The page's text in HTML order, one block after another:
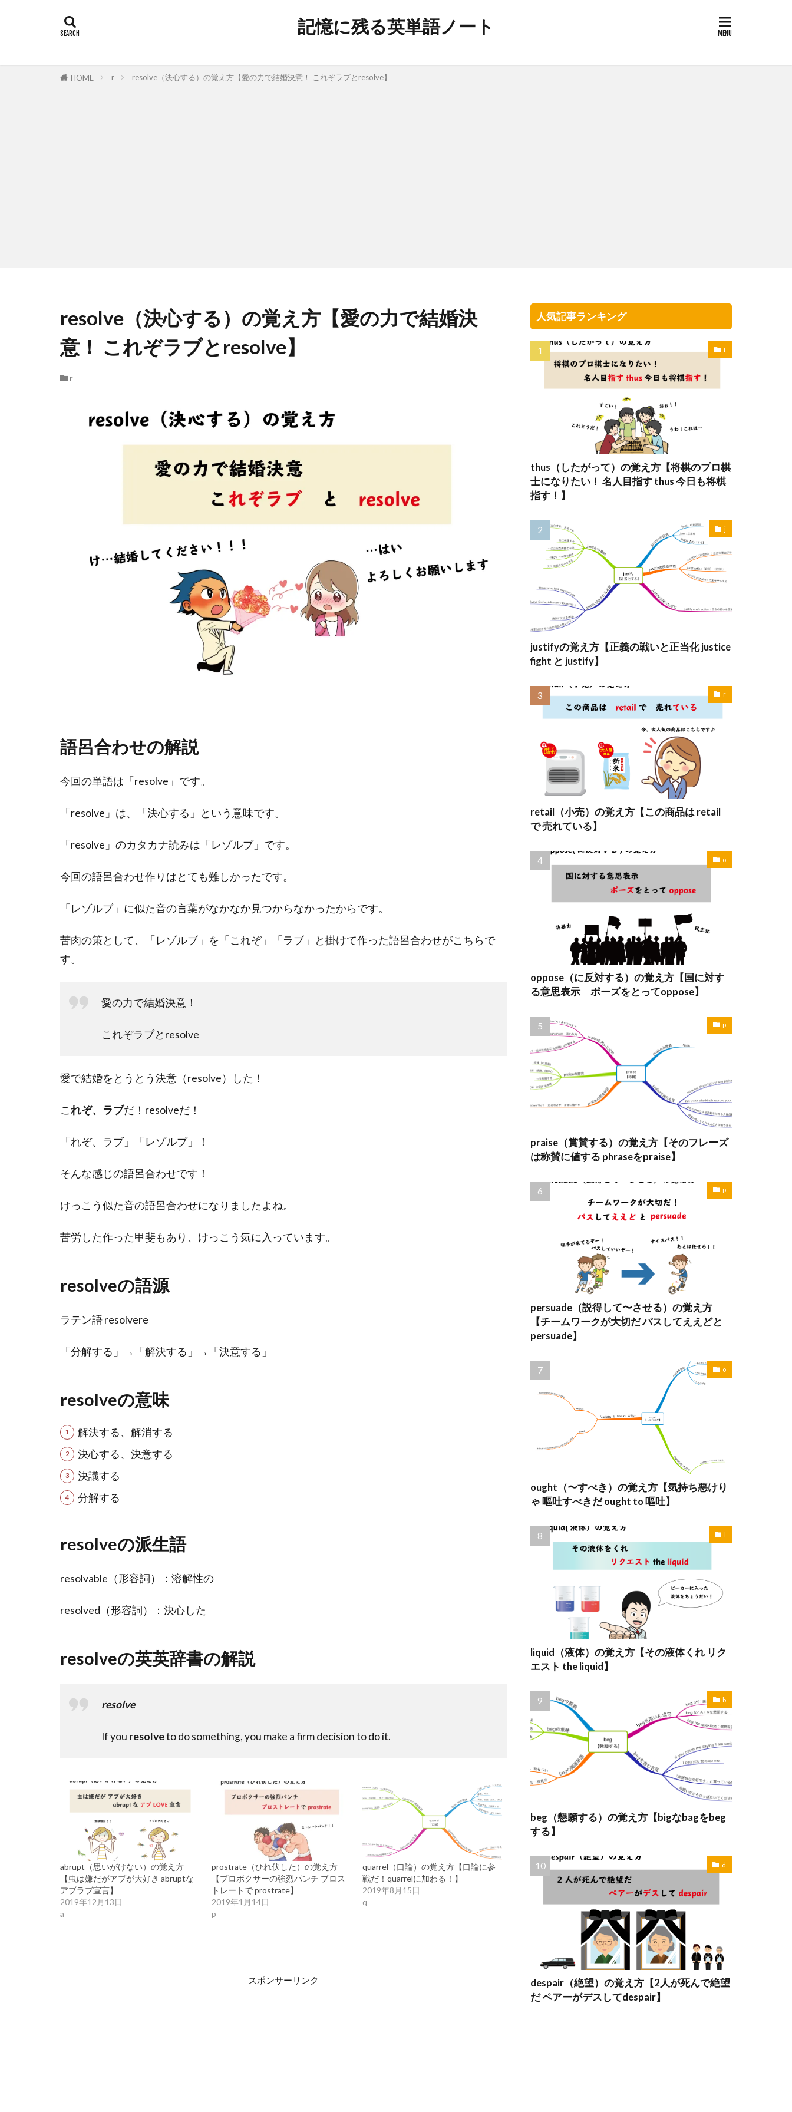
記憶に残る英単語ノート
HOME r resolve（決心する）の覚え方【愛の力で結婚決意！ これぞラブとresolve】
resolve（決心する）の覚え方【愛の力で結婚決
意！ これぞラブとresolve】
r
語呂合わせの解説
今回の単語は「resolve」です。
「resolve」は、「決心する」という意味です。
「resolve」のカタカナ読みは「レゾルブ」です。
今回の語呂合わせ作りはとても難しかったです。
「レゾルブ」に似た音の言葉がなかなか見つからなかったからです。
苦肉の策として、「レゾルブ」を「これぞ」「ラブ」と掛けて作った語呂合わせがこちらで
す。
愛の力で結婚決意！
これぞラブとresolve
愛で結婚をとうとう決意（resolve）した！
これぞ、ラブだ！resolveだ！
「れぞ、ラブ」「レゾルブ」！
そんな感じの語呂合わせです！
けっこう似た音の語呂合わせになりましたよね。
苦労した作った甲斐もあり、けっこう気に入っています。
resolveの語源
ラテン語 resolvere
「分解する」→「解決する」→「決意する」
resolveの意味
解決する、解消する
決心する、決意する
決議する
分解する
resolveの派生語
resolvable（形容詞）：溶解性の
resolved（形容詞）：決心した
resolveの英英辞書の解説
resolve
If you resolveto do something, you make a firm decision to do it.
abrupt（思いがけない）の覚え方
【虫は嫌だがアブが大好き abruptな
アブラブ宣言】
2019年12月13日
a
prostrate（ひれ伏した）の覚え方
【プロボクサーの強烈パンチ プロス
トレートで prostrate】
2019年1月14日
p
quarrel（口論）の覚え方【口論に参
戦だ！quarrelに加わる！】
2019年8月15日
q
スポンサーリンク
人気記事ランキング
t
thus（したがって）の覚え方【将棋のプロ棋
士になりたい！ 名人目指す thus 今日も将棋
指す！】
j
justifyの覚え方【正義の戦いと正当化 justice
fight と justify】
r
retail（小売）の覚え方【この商品は retail
で 売れている】
o
oppose（に反対する）の覚え方【国に対す
る意思表示 ポーズをとってoppose】
p
praise（賞賛する）の覚え方【そのフレーズ
は称賛に値する phraseをpraise】
p
persuade（説得して〜させる）の覚え方
【チームワークが大切だ パスしてええどと
persuade】
o
ought（〜すべき）の覚え方【気持ち悪けり
ゃ 嘔吐すべきだ ought to 嘔吐】
liquid（液体）の覚え方【その液体くれ リク
エスト the liquid】
b
beg（懇願する）の覚え方【bigなbagをbeg
する】
d
despair（絶望）の覚え方【2人が死んで絶望
だ ペアーがデスしてdespair】